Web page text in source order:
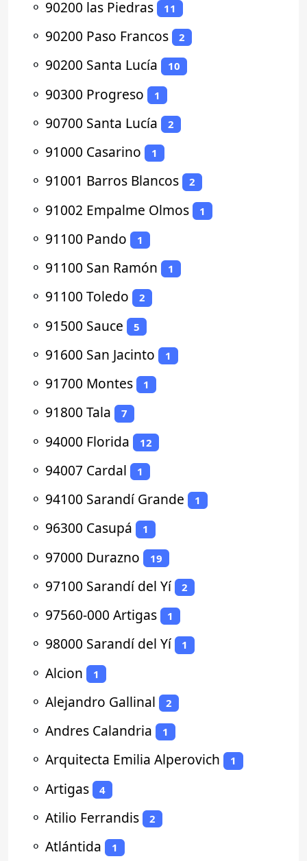
⚬ 90200 las Piedras 11
⚬ 90200 Paso Francos 2
⚬ 90200 Santa Lucía 10
⚬ 90300 Progreso 1
⚬ 90700 Santa Lucía 2
⚬ 91000 Casarino 1
⚬ 91001 Barros Blancos 2
⚬ 91002 Empalme Olmos 1
⚬ 91100 Pando 1
⚬ 91100 San Ramón 1
⚬ 91100 Toledo 2
⚬ 91500 Sauce 5
⚬ 91600 San Jacinto 1
⚬ 91700 Montes 1
⚬ 91800 Tala 7
⚬ 94000 Florida 12
⚬ 94007 Cardal 1
⚬ 94100 Sarandí Grande 1
⚬ 96300 Casupá 1
⚬ 97000 Durazno 19
⚬ 97100 Sarandí del Yí 2
⚬ 97560-000 Artigas 1
⚬ 98000 Sarandí del Yí 1
⚬ Alcion 1
⚬ Alejandro Gallinal 2
⚬ Andres Calandria 1
⚬ Arquitecta Emilia Alperovich 1
⚬ Artigas 4
⚬ Atilio Ferrandis 2
⚬ Atlántida 1